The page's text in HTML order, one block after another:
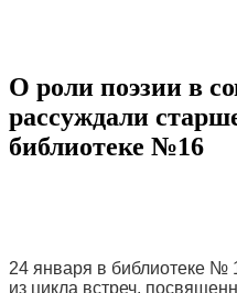
О роли поэзии в
рассуждали
библиотеке №16
24 января в библиотеке №
из цикла встреч,